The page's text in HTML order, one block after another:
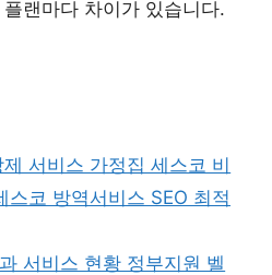
랜마다 차이가 있습니다.
서비스 가정집 세스코 비
코 방역서비스 SEO 최적
서비스 현황 정부지원 벨